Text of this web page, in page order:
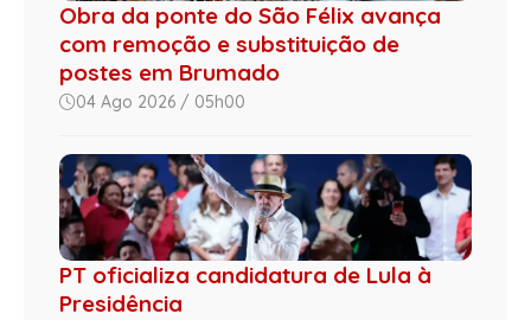
Obra da ponte do São Félix avança
com remoção e substituição de
postes em Brumado
04 Ago 2026 / 05h00
PT oficializa candidatura de Lula à
Presidência